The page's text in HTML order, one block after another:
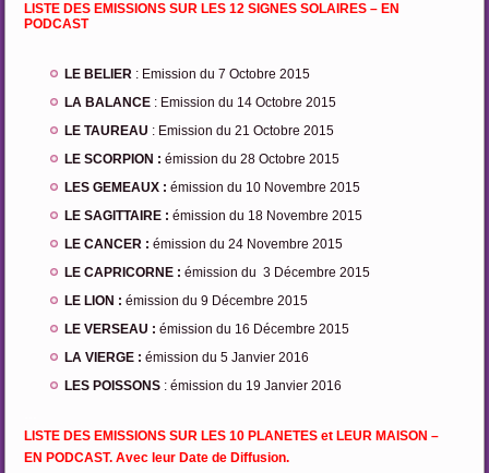
LISTE DES EMISSIONS SUR LES 12 SIGNES SOLAIRES – EN
PODCAST
LE BELIER : Emission du 7 Octobre 2015
LA BALANCE : Emission du 14 Octobre 2015
LE TAUREAU : Emission du 21 Octobre 2015
LE SCORPION : émission du 28 Octobre 2015
LES GEMEAUX : émission du 10 Novembre 2015
LE SAGITTAIRE : émission du 18 Novembre 2015
LE CANCER : émission du 24 Novembre 2015
LE CAPRICORNE : émission du 3 Décembre 2015
LE LION : émission du 9 Décembre 2015
LE VERSEAU : émission du 16 Décembre 2015
LA VIERGE : émission du 5 Janvier 2016
LES POISSONS : émission du 19 Janvier 2016
LISTE DES EMISSIONS SUR LES 10 PLANETES et LEUR MAISON –
EN PODCAST.Avec leur Date de Diffusion.